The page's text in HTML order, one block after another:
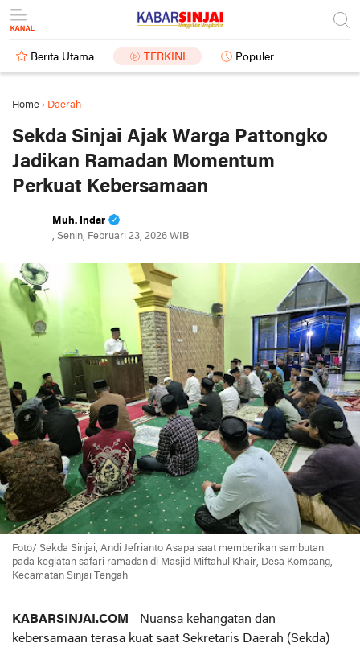
Berita Utama TERKINI Populer
Home › Daerah
Sekda Sinjai Ajak Warga Pattongko
Jadikan Ramadan Momentum
Perkuat Kebersamaan
Muh. Indar
, Senin, Februari 23, 2026 WIB
Foto/ Sekda Sinjai, Andi Jefrianto Asapa saat memberikan sambutan
pada kegiatan safari ramadan di Masjid Miftahul Khair, Desa Kompang,
Kecamatan Sinjai Tengah
KABARSINJAI.COM - Nuansa kehangatan dan
kebersamaan terasa kuat saat Sekretaris Daerah (Sekda)